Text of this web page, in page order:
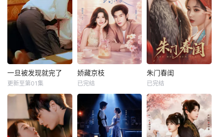
一旦被发现就完了
更新至第01集
娇藏京枝
已完结
朱门春闺
已完结